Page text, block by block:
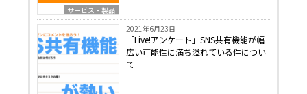
サービス・製品
2021年6月23日
「Live!アンケート」SNS共有機能が幅
広い可能性に満ち溢れている件につい
て